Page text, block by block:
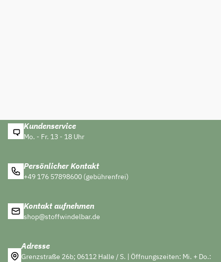
Kundenservice
Mo. - Fr. 13 - 18 Uhr
Persönlicher Kontakt
+49 176 57898600 (gebührenfrei)
Kontakt aufnehmen
shop@stoffwindelbar.de
Adresse
Grenzstraße 26b; 06112 Halle / S. | Öffnungszeiten: Mi. + Do.: